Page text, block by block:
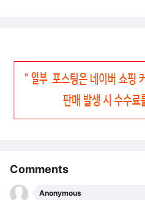
Comments
Anonymous